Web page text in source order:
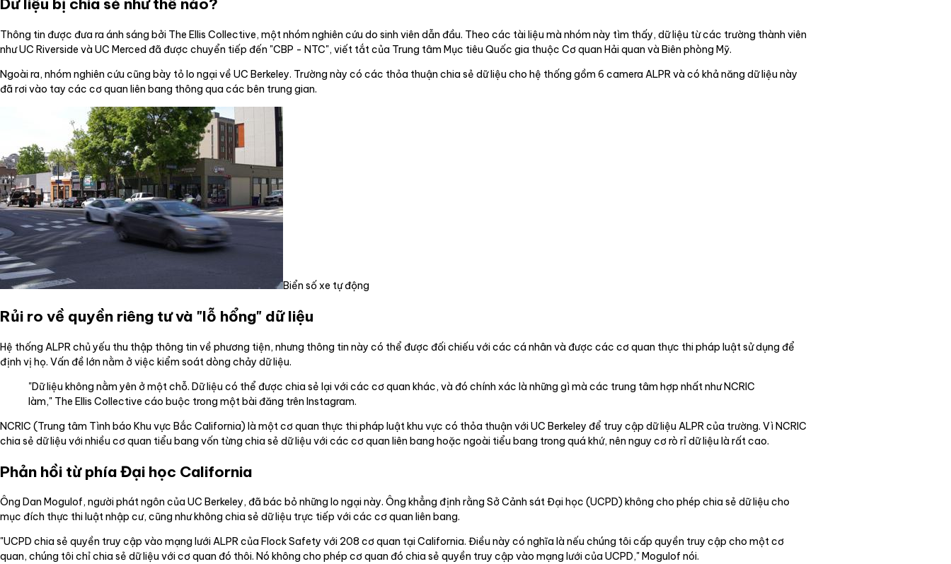
Dữ liệu bị chia sẻ như thế nào?
Thông tin được đưa ra ánh sáng bởi The Ellis Collective, một nhóm nghiên cứu do sinh viên dẫn đầu. Theo các tài liệu mà nhóm này tìm thấy, dữ liệu từ các trường thành viên
như UC Riverside và UC Merced đã được chuyển tiếp đến "CBP - NTC", viết tắt của Trung tâm Mục tiêu Quốc gia thuộc Cơ quan Hải quan và Biên phòng Mỹ.
Ngoài ra, nhóm nghiên cứu cũng bày tỏ lo ngại về UC Berkeley. Trường này có các thỏa thuận chia sẻ dữ liệu cho hệ thống gồm 6 camera ALPR và có khả năng dữ liệu này
đã rơi vào tay các cơ quan liên bang thông qua các bên trung gian.
Biển số xe tự động
Rủi ro về quyền riêng tư và "lỗ hổng" dữ liệu
Hệ thống ALPR chủ yếu thu thập thông tin về phương tiện, nhưng thông tin này có thể được đối chiếu với các cá nhân và được các cơ quan thực thi pháp luật sử dụng để
định vị họ. Vấn đề lớn nằm ở việc kiểm soát dòng chảy dữ liệu.
"Dữ liệu không nằm yên ở một chỗ. Dữ liệu có thể được chia sẻ lại với các cơ quan khác, và đó chính xác là những gì mà các trung tâm hợp nhất như NCRIC
làm," The Ellis Collective cáo buộc trong một bài đăng trên Instagram.
NCRIC (Trung tâm Tình báo Khu vực Bắc California) là một cơ quan thực thi pháp luật khu vực có thỏa thuận với UC Berkeley để truy cập dữ liệu ALPR của trường. Vì NCRIC
chia sẻ dữ liệu với nhiều cơ quan tiểu bang vốn từng chia sẻ dữ liệu với các cơ quan liên bang hoặc ngoài tiểu bang trong quá khứ, nên nguy cơ rò rỉ dữ liệu là rất cao.
Phản hồi từ phía Đại học California
Ông Dan Mogulof, người phát ngôn của UC Berkeley, đã bác bỏ những lo ngại này. Ông khẳng định rằng Sở Cảnh sát Đại học (UCPD) không cho phép chia sẻ dữ liệu cho
mục đích thực thi luật nhập cư, cũng như không chia sẻ dữ liệu trực tiếp với các cơ quan liên bang.
"UCPD chia sẻ quyền truy cập vào mạng lưới ALPR của Flock Safety với 208 cơ quan tại California. Điều này có nghĩa là nếu chúng tôi cấp quyền truy cập cho một cơ
quan, chúng tôi chỉ chia sẻ dữ liệu với cơ quan đó thôi. Nó không cho phép cơ quan đó chia sẻ quyền truy cập vào mạng lưới của UCPD," Mogulof nói.